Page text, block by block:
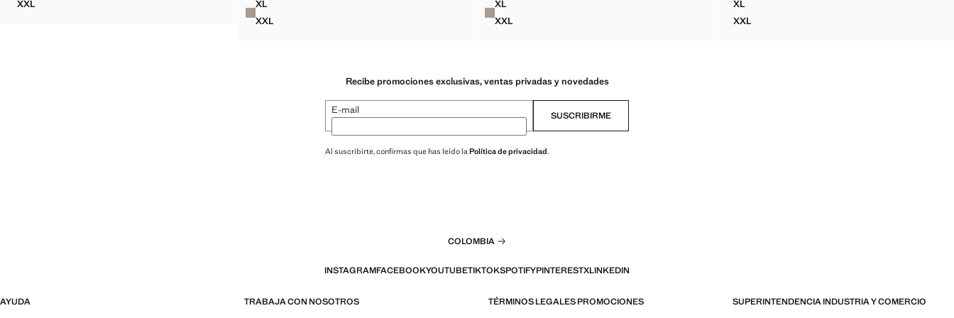
XXLCAMISA PUNTO CUELLO BOWLING
XLCAMISA 100% ALGODÓN DETALLES BORDADOS
XXLCAMISA 100% ALGODÓN DETALLES BORDADOS
XLCAMISA 100% ALGODÓN DETALLES BORDADOS
XXLCAMISA 100% ALGODÓN DETALLES BORDADOS
XLCAMISA MEZCLA ALGODÓN LINO CUELLO
XXLCAMISA MEZCLA ALGODÓN LINO CUELLO
Recibe promociones exclusivas, ventas privadas y novedades
E-mail SUSCRIBIRME
Al suscribirte, confirmas que has leído laPolítica de privacidad.
COLOMBIA
INSTAGRAMFACEBOOKYOUTUBETIKTOKSPOTIFYPINTERESTXLINKEDIN
AYUDA TRABAJA CON NOSOTROS TÉRMINOS LEGALES PROMOCIONES SUPERINTENDENCIA INDUSTRIA Y COMERCIO